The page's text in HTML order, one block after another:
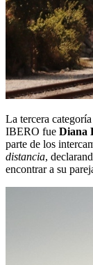
La tercera
IBERO fue Diana
parte de los
distancia,
encontrar a su